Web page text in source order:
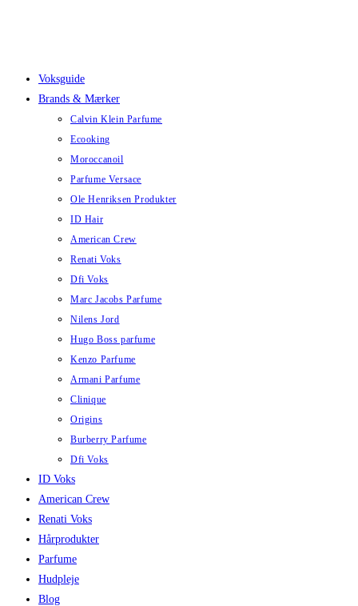
Voksguide
Brands & Mærker
Calvin Klein Parfume
Ecooking
Moroccanoil
Parfume Versace
Ole Henriksen Produkter
ID Hair
American Crew
Renati Voks
Dfi Voks
Marc Jacobs Parfume
Nilens Jord
Hugo Boss parfume
Kenzo Parfume
Armani Parfume
Clinique
Origins
Burberry Parfume
Dfi Voks
ID Voks
American Crew
Renati Voks
Hårprodukter
Parfume
Hudpleje
Blog